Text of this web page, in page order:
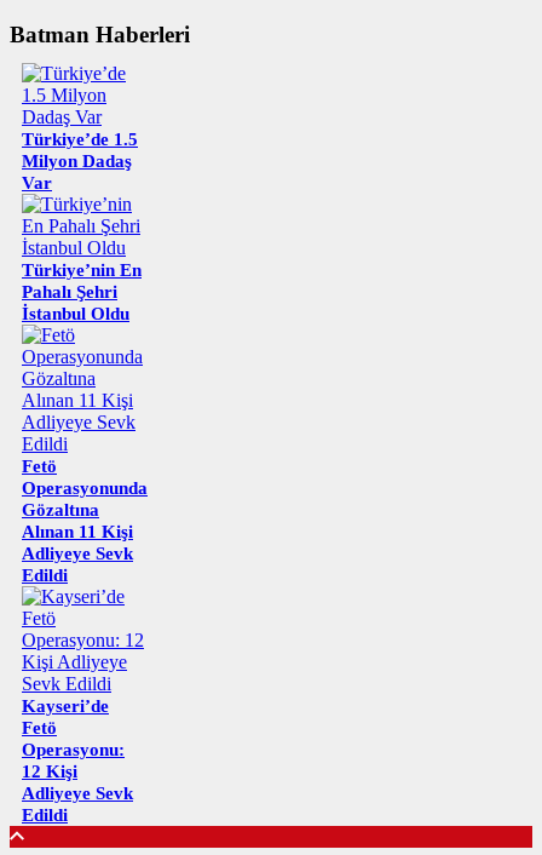
Batman Haberleri
Türkiye’de 1.5
Milyon Dadaş
Var
Türkiye’nin En
Pahalı Şehri
İstanbul Oldu
Fetö
Operasyonunda
Gözaltına
Alınan 11 Kişi
Adliyeye Sevk
Edildi
Kayseri’de
Fetö
Operasyonu:
12 Kişi
Adliyeye Sevk
Edildi